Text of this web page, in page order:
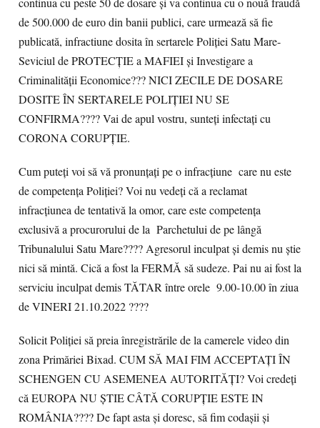
de 500.000 de euro din banii publici, care urmează să fie
publicată, infractiune dosita în sertarele Poliției Satu Mare-
Seviciul de PROTECȚIE a MAFIEI și Investigare a
Criminalității Economice??? NICI ZECILE DE DOSARE
DOSITE ÎN SERTARELE POLIȚIEI NU SE
CONFIRMA???? Vai de apul vostru, sunteți infectați cu
CORONA CORUPȚIE.
Cum puteți voi să vă pronunțați pe o infracțiune care nu este
de competența Poliției? Voi nu vedeți că a reclamat
infracțiunea de tentativă la omor, care este competența
exclusivă a procurorului de la Parchetului de pe lângă
Tribunalului Satu Mare???? Agresorul inculpat și demis nu știe
nici să mintă. Cică a fost la FERMĂ să sudeze. Pai nu ai fost la
serviciu inculpat demis TĂTAR între orele 9.00-10.00 în ziua
de VINERI 21.10.2022 ????
Solicit Poliției să preia înregistrările de la camerele video din
zona Primăriei Bixad. CUM SĂ MAI FIM ACCEPTAȚI ÎN
SCHENGEN CU ASEMENEA AUTORITĂȚI? Voi credeți
că EUROPA NU ȘTIE CÂTĂ CORUPȚIE ESTE IN
ROMÂNIA???? De fapt asta și doresc, să fim codașii și